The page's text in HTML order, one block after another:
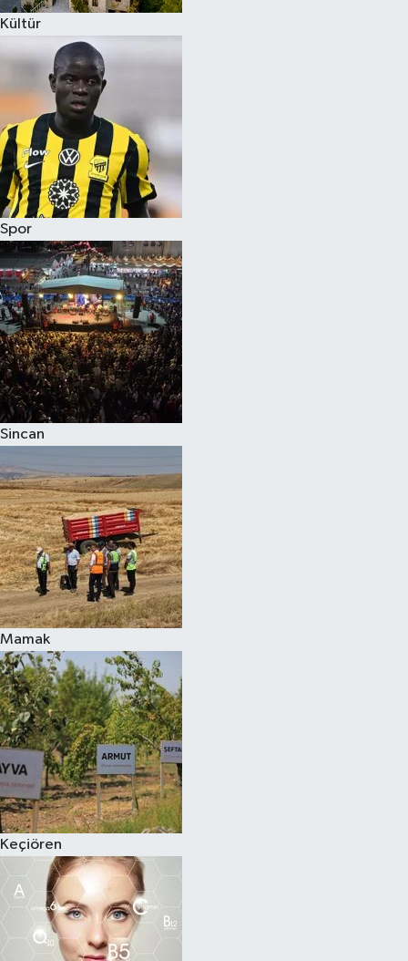
Kültür
Spor
Sincan
Mamak
Keçiören